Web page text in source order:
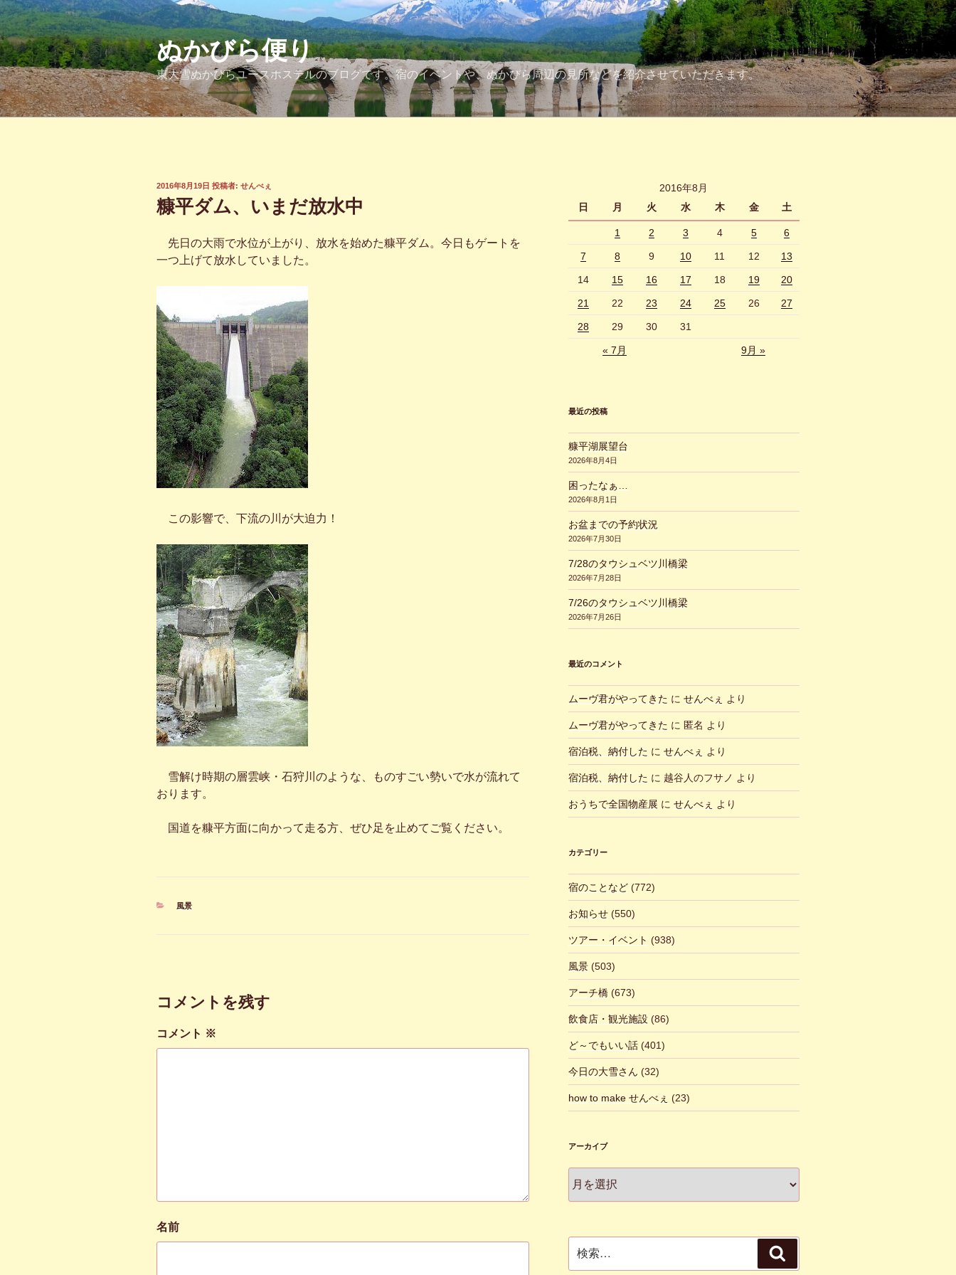
コ
ン
テ
ン
ツ
へ
ス
ぬかびら便り
東大雪ぬかびらユースホステルのブログです。宿のイベントや、ぬかびら周辺の見所などを紹介させていただきます。
投
稿
日:
2016年8月19日 投稿者: せんべぇ
糠平ダム、いまだ放水中
先日の大雨で水位が上がり、放水を始めた糠平ダム。今日もゲートを
一つ上げて放水していました。
この影響で、下流の川が大迫力！
雪解け時期の層雲峡・石狩川のような、ものすごい勢いで水が流れて
おります。
国道を糠平方面に向かって走る方、ぜひ足を止めてご覧ください。
カ
風景
コメントを残す
コメント ※
名前
2016年8月
日
月 火 水 木 金 土
1 2 3 4 5 6
7 8 9 10 11 12 13
14 15 16 17 18 19 20
21 22 23 24 25 26 27
28 29 30 31
« 7月 9月 »
最近の投稿
糠平湖展望台
2026年8月4日
困ったなぁ…
2026年8月1日
お盆までの予約状況
2026年7月30日
7/28のタウシュベツ川橋梁
2026年7月28日
7/26のタウシュベツ川橋梁
2026年7月26日
最近のコメント
ムーヴ君がやってきた に せんべぇ より
ムーヴ君がやってきた に 匿名 より
宿泊税、納付した に せんべぇ より
宿泊税、納付した に 越谷人のフサノ より
おうちで全国物産展 に せんべぇ より
カテゴリー
宿のことなど(772)
お知らせ(550)
ツアー・イベント (938)
風景(503)
アーチ橋(673)
飲食店・観光施設 (86)
ど～でもいい話(401)
今日の大雪さん (32)
how to make せんべぇ (23)
アーカイブ
ー
ブ
索:
索